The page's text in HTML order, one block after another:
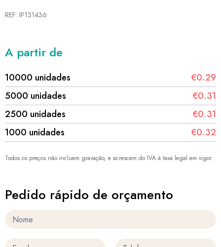
REF: IP131436
A partir de
10000 unidades
€0.29
5000 unidades
€0.31
2500 unidades
€0.31
1000 unidades
€0.32
Todos os preços não incluem gravação, e acrescem do IVA à taxa legal em vigor.
Pedido rápido de orçamento